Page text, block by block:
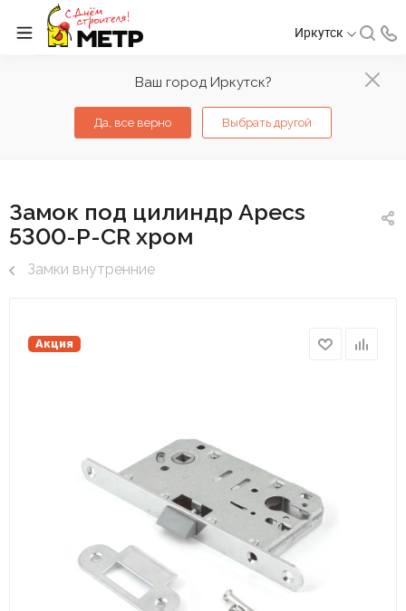
Ваш город Иркутск?
Да, все верно Выбрать другой
Иркутск
Замок под цилиндр Apecs
5300-P-CR хром
Замки внутренние
Акция